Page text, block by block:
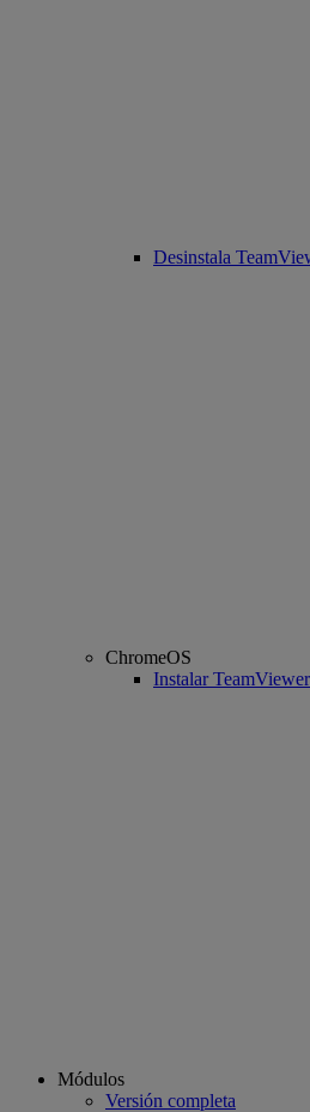
Desinstala
ChromeOS
Instalar
Módulos
Versión completa